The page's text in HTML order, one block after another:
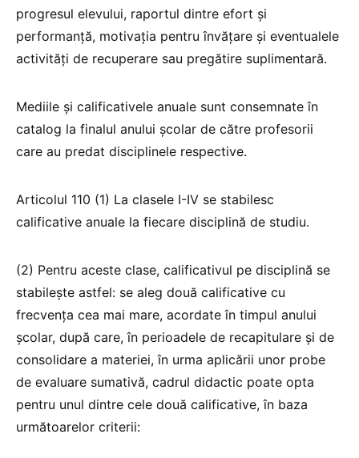
progresul elevului, raportul dintre efort și
performanță, motivația pentru învățare și eventualele
activități de recuperare sau pregătire suplimentară.
Mediile și calificativele anuale sunt consemnate în
catalog la finalul anului școlar de către profesorii
care au predat disciplinele respective.
Articolul 110 (1) La clasele I-IV se stabilesc
calificative anuale la fiecare disciplină de studiu.
(2) Pentru aceste clase, calificativul pe disciplină se
stabilește astfel: se aleg două calificative cu
frecvența cea mai mare, acordate în timpul anului
școlar, după care, în perioadele de recapitulare și de
consolidare a materiei, în urma aplicării unor probe
de evaluare sumativă, cadrul didactic poate opta
pentru unul dintre cele două calificative, în baza
următoarelor criterii: